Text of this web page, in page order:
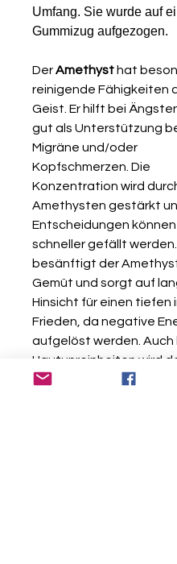
Umfang. Sie wurde auf
Gummizug aufgezogen.
DerAmethyst hat
reinigende Fähigkeiten
Geist. Er hilft bei
gut als Unterstützung
Migräne und/oder
Kopfschmerzen. Die
Konzentration wird
Amethysten gestärkt
Entscheidungen können
schneller gefällt
besänftigt der
Gemüt und sorgt auf
Hinsicht für einen tiefen
Frieden, da negative
aufgelöst werden. Auch
Hautunreinheiten wird
Amethyst als